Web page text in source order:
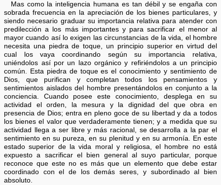
Mas como la inteligencia humana es tan débil y se engaña con
sobrada frecuencia en la apreciación de los bienes particulares, y
siendo necesario graduar su importancia relativa para atender con
predilección a los más importantes y para sacrificar el menor al
mayor cuando así lo exigen las circunstancias de la vida, el hombre
necesita una piedra de toque, un principio superior en virtud del
cual los vaya coordinando según su importancia relativa,
uniéndolos así por un lazo orgánico y refiriéndolos a un principio
común. Esta piedra de toque es el conocimiento y sentimiento de
Dios, que purifican y completan todos los pensamientos y
sentimientos aislados del hombre presentándolos en conjunto a la
conciencia. Cuando posee este conocimiento, desplega en su
actividad el orden, la mesura y la dignidad del que obra en
presencia de Dios; entra en pleno goce de su libertad y da a todos
los bienes el valor que verdaderamente tienen; y a medida que su
actividad llega a ser libre y más racional, se desarrolla a la par el
sentimiento en su pureza, en su plenitud y en su armonía. En este
estado superior de la vida moral y religiosa, el hombre no está
expuesto a sacrificar el bien general al suyo particular, porque
reconoce que este no es más que un elemento que debe estar
coordinado con el de los demás seres, y subordinado al bien
absoluto.